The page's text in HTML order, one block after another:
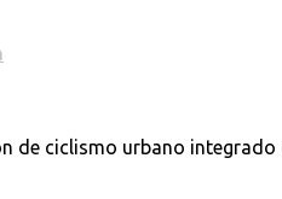
de ciclismo urbano